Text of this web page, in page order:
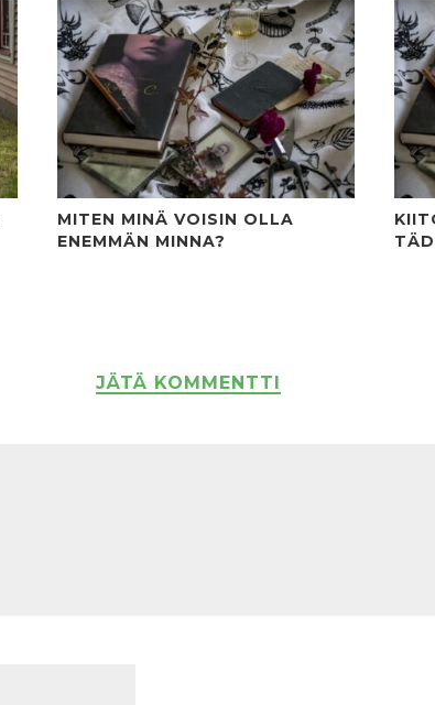
MITEN MINÄ VOISIN OLLA
ENEMMÄN MINNA?
JÄTÄ KOMMENTTI